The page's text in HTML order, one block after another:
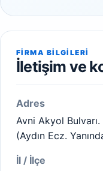
FIRMA BILGILERI
İletişim ve
Adres
Avni Akyol
(Aydın Ecz.
İl / İlçe